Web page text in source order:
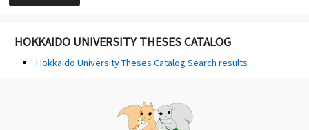
HOKKAIDO UNIVERSITY THESES CATALOG
Hokkaido University Theses Catalog Search results